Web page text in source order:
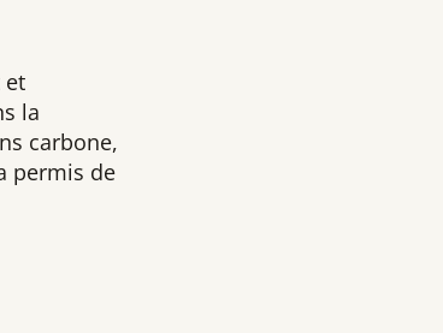
et
la
carbone,
permis de